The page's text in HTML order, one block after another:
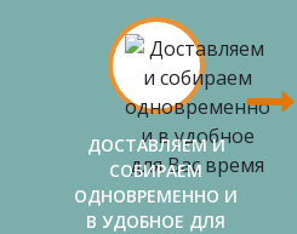
ДОСТАВЛЯЕМ И
СОБИРАЕМ
ОДНОВРЕМЕННО И
В УДОБНОЕ ДЛЯ